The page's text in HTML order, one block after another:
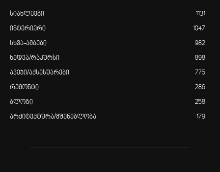
სიახლეები 1131
ინტერიერი 1047
სხვა-ამბები 982
ხედვა/რაკურსი 898
ავეჯი/აქსესუარები 775
რემონტი 286
ბლოგი 258
არქიტექტურა/მშენებლობა 179